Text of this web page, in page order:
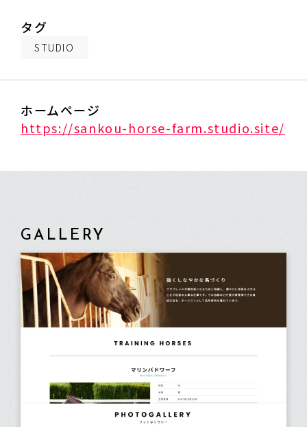
タグ
STUDIO
ホームページ
https://sankou-horse-farm.studio.site/
GALLERY